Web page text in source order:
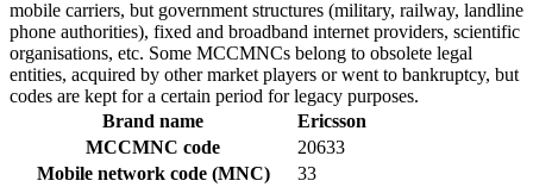
mobile carriers, but government structures (military, railway, landline
phone authorities), fixed and broadband internet providers, scientific
organisations, etc. Some MCCMNCs belong to obsolete legal
entities, acquired by other market players or went to bankruptcy, but
codes are kept for a certain period for legacy purposes.
Brand name
Ericsson
MCCMNC code
20633
Mobile network code (MNC)
33